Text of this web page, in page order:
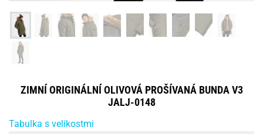
ZIMNÍ ORIGINÁLNÍ OLIVOVÁ PROŠÍVANÁ BUNDA V3
JALJ-0148
Tabulka s velikostmi